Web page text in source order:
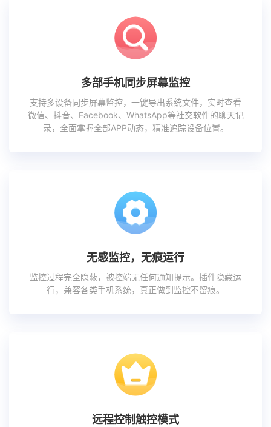
多部手机同步屏幕监控
支持多设备同步屏幕监控，一键导出系统文件，实时查看
微信、抖音、Facebook、WhatsApp等社交软件的聊天记
录，全面掌握全部APP动态，精准追踪设备位置。
无感监控，无痕运行
监控过程完全隐蔽，被控端无任何通知提示。插件隐藏运
行，兼容各类手机系统，真正做到监控不留痕。
远程控制触控模式